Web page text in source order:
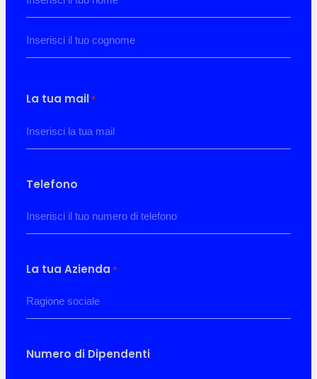
La tua mail *
Telefono
La tua Azienda *
Numero di Dipendenti